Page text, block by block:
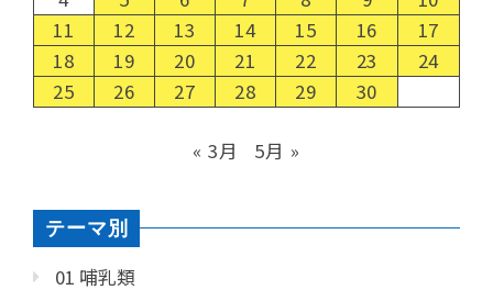
11
12 13 14 15 16
17
18
19 20 21 22 23
24
25
26 27 28 29 30
« 3月 5月 »
テーマ別
01 哺乳類